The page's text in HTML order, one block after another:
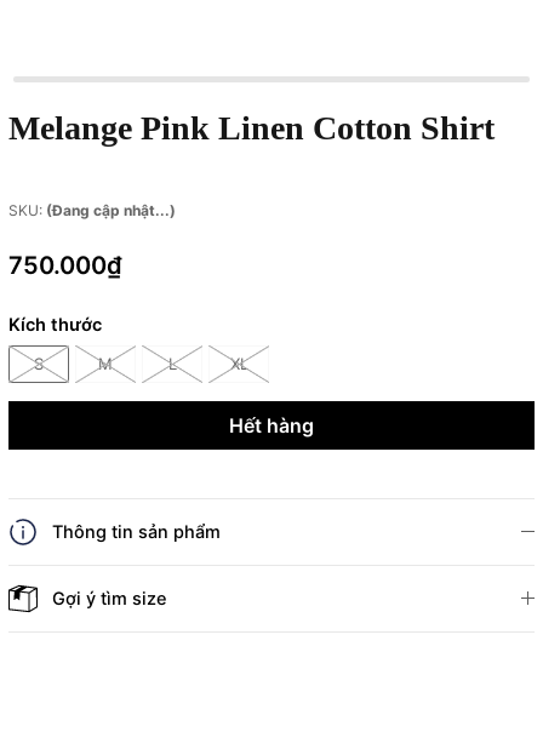
Melange Pink Linen Cotton Shirt
SKU: (Đang cập nhật...)
750.000₫
Kích thước
S M L XL
Hết hàng
Thông tin sản phẩm
Gợi ý tìm size